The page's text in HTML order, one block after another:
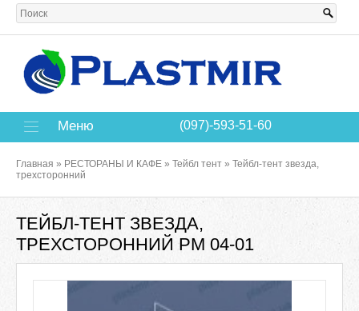
Меню (097)-593-51-60
Главная » РЕСТОРАНЫ И КАФЕ » Тейбл тент » Тейбл-тент звезда,
трехсторонний
ТЕЙБЛ-ТЕНТ ЗВЕЗДА,
ТРЕХСТОРОННИЙ РМ 04-01